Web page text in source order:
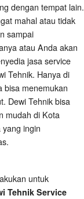
dengan tempat lain.
mahal atau tidak
sampai
atau Anda akan
jasa service
Tehnik. Hanya di
bisa menemukan
Dewi Tehnik bisa
mudah di Kota
ingin
untuk
TehnikService